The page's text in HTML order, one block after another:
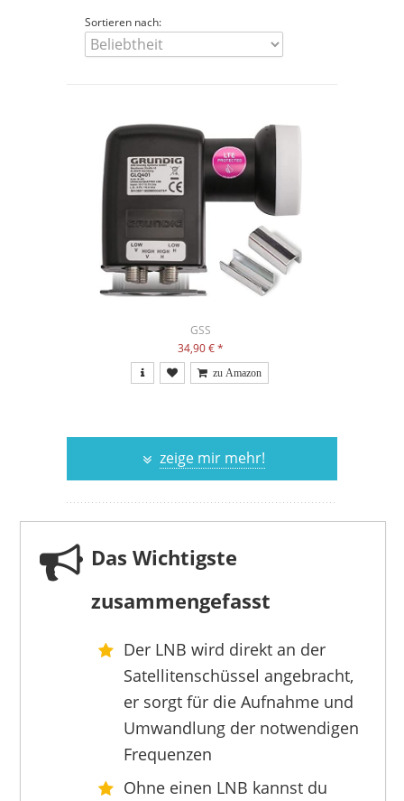
Sortieren nach:
GSS
34,90 €*
TECHNISAT
39,00 € 19,99 €*
zeige mir mehr!
Das Wichtigste
zusammengefasst
Der LNB wird direkt an der
Satellitenschüssel angebracht,
er sorgt für die Aufnahme und
Umwandlung der notwendigen
Frequenzen
Ohne einen LNB kannst du